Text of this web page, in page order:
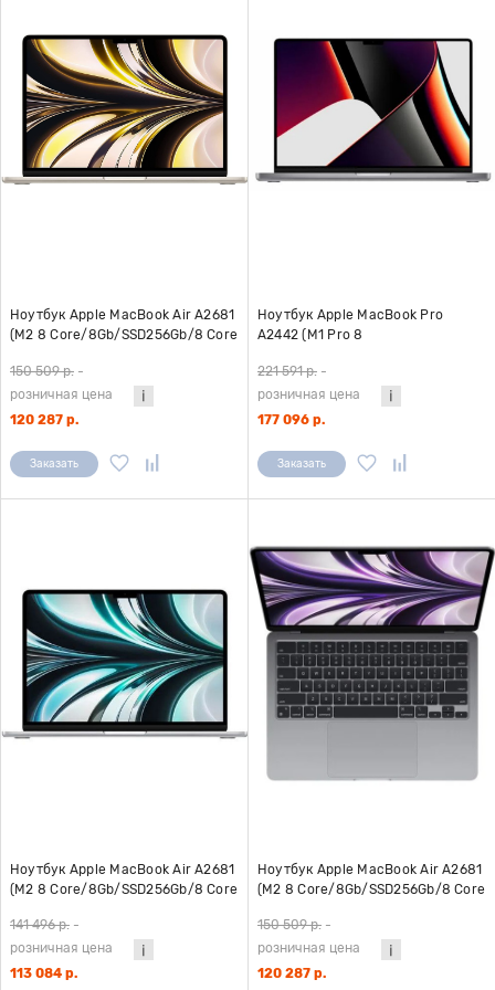
Ноутбук Apple MacBook Air A2681
(M2 8 Core/8Gb/SSD256Gb/8 Core
белый
150 509 р. -
розничная цена
120 287 р.
Заказать
Ноутбук Apple MacBook Pro
A2442 (M1 Pro 8
GPU/14.2"/3024x1964/Mac OS)
серый
221 591 р. -
розничная цена
177 096 р.
Заказать
Ноутбук Apple MacBook Air A2681
(M2 8 Core/8Gb/SSD256Gb/8 Core
серебристый
141 496 р. -
розничная цена
113 084 р.
Ноутбук Apple MacBook Air A2681
(M2 8 Core/8Gb/SSD256Gb/8 Core
серый
150 509 р. -
розничная цена
120 287 р.